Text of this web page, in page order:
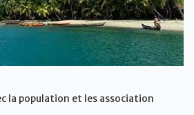
la population et les association